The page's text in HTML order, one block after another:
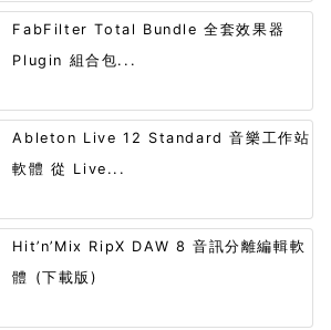
FabFilter Total Bundle 全套效果器
Plugin 組合包...
Ableton Live 12 Standard 音樂工作站
軟體 從 Live...
Hit’n’Mix RipX DAW 8 音訊分離編輯軟
體 (下載版)